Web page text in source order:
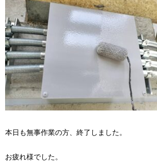
本日も無事作業の方、終了しました。
お疲れ様でした。